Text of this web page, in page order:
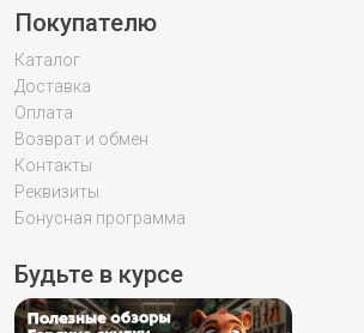
Покупателю
Каталог
Доставка
Оплата
Возврат и обмен
Контакты
Реквизиты
Бонусная программа
Будьте в курсе